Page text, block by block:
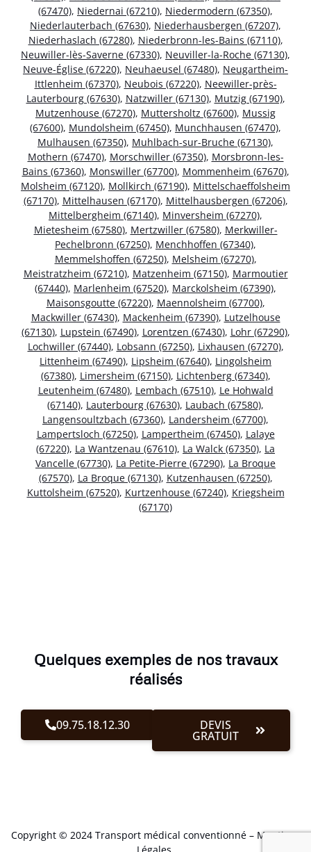
(67470), Niedernai (67210), Niedermodern (67350),
Niederlauterbach (67630), Niederhausbergen (67207),
Niederhaslach (67280), Niederbronn-les-Bains (67110),
Neuwiller-lès-Saverne (67330), Neuviller-la-Roche (67130),
Neuve-Église (67220), Neuhaeusel (67480), Neugartheim-
Ittlenheim (67370), Neubois (67220), Neewiller-près-
Lauterbourg (67630), Natzwiller (67130), Mutzig (67190),
Mutzenhouse (67270), Muttersholtz (67600), Mussig
(67600), Mundolsheim (67450), Munchhausen (67470),
Mulhausen (67350), Muhlbach-sur-Bruche (67130),
Mothern (67470), Morschwiller (67350), Morsbronn-les-
Bains (67360), Monswiller (67700), Mommenheim (67670),
Molsheim (67120), Mollkirch (67190), Mittelschaeffolsheim
(67170), Mittelhausen (67170), Mittelhausbergen (67206),
Mittelbergheim (67140), Minversheim (67270),
Mietesheim (67580), Mertzwiller (67580), Merkwiller-
Pechelbronn (67250), Menchhoffen (67340),
Memmelshoffen (67250), Melsheim (67270),
Meistratzheim (67210), Matzenheim (67150), Marmoutier
(67440), Marlenheim (67520), Marckolsheim (67390),
Maisonsgoutte (67220), Maennolsheim (67700),
Mackwiller (67430), Mackenheim (67390), Lutzelhouse
(67130), Lupstein (67490), Lorentzen (67430), Lohr (67290),
Lochwiller (67440), Lobsann (67250), Lixhausen (67270),
Littenheim (67490), Lipsheim (67640), Lingolsheim
(67380), Limersheim (67150), Lichtenberg (67340),
Leutenheim (67480), Lembach (67510), Le Hohwald
(67140), Lauterbourg (67630), Laubach (67580),
Langensoultzbach (67360), Landersheim (67700),
Lampertsloch (67250), Lampertheim (67450), Lalaye
(67220), La Wantzenau (67610), La Walck (67350), La
Vancelle (67730), La Petite-Pierre (67290), La Broque
(67570), La Broque (67130), Kutzenhausen (67250),
Kuttolsheim (67520), Kurtzenhouse (67240), Kriegsheim
(67170)
Quelques exemples de nos travaux
réalisés
09.75.18.12.30 DEVIS
GRATUIT
Copyright © 2024 Transport médical conventionné – Mentions
Légales